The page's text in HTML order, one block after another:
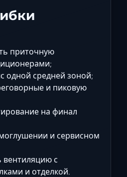
приточную
одной средней зоной;
и пиковую
на финал
и сервисном
вентиляцию с
и отделкой.